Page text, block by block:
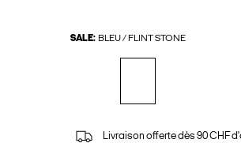
SALE: BLEU / FLINT STONE
Livraison offerte dès 90 CHF